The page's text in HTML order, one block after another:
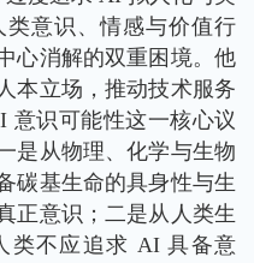
意识、情感与价值行
心消解的双重困境。他
本立场，推动技术服务
意识可能性这一核心议
是从物理、化学与生物
碳基生命的具身性与生
正意识；二是从人类生
类不应追求 AI 具备意